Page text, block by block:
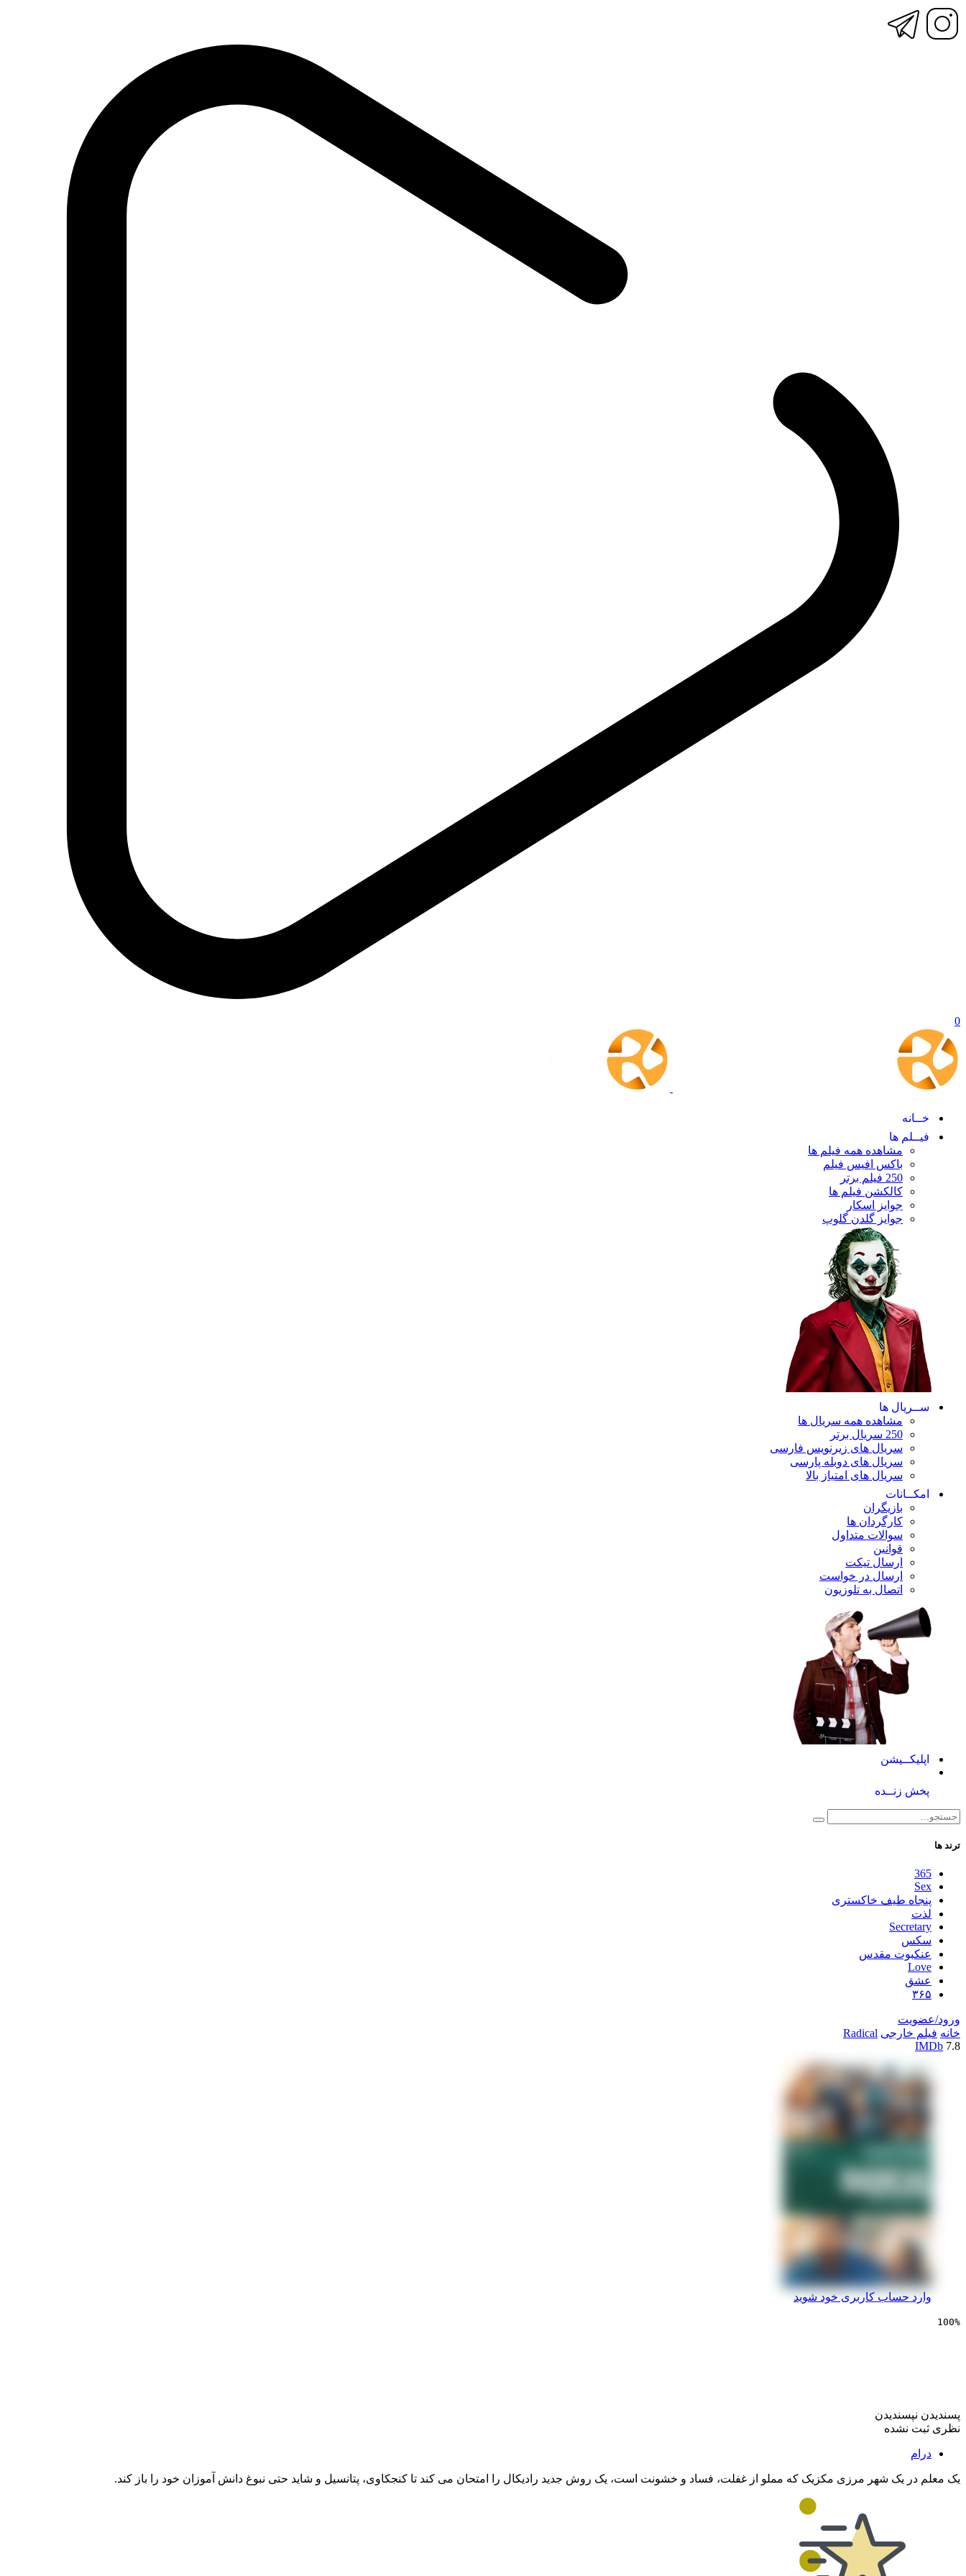
0
خــانه
فیــلم ها
مشاهده همه فیلم ها
باکس افیس فیلم
250 فیلم برتر
کالکشن فیلم ها
جوایز اسکار
جوایز گلدن گلوپ
ســریال ها
مشاهده همه سریال ها
250 سریال برتر
سریال های زیرنویس فارسی
سریال های دوبله پارسی
سریال های امتیاز بالا
امکــانات
بازیگران
کارگردان ها
سوالات متداول
قوانین
ارسال تیکت
ارسال در خواست
اتصال به تلوزیون
اپلیکــیشن
پخش زنــده
ترند ها
365
Sex
پنجاه طیف خاکستری
لذت
Secretary
سکس
عنکبوت مقدس
Love
عشق
۳۶۵
ورود/عضویت
خانه فیلم خارجی Radical
IMDb 7.8
وارد حساب کاربری خود شوید
100%
پسندیدن نپسندیدن
نظری ثبت نشده
درام
یک معلم در یک شهر مرزی مکزیک که مملو از غفلت، فساد و خشونت است، یک روش جدید رادیکال را امتحان می کند تا کنجکاوی، پتانسیل و شاید حتی نبوغ دانش آموزان خود را باز کند.